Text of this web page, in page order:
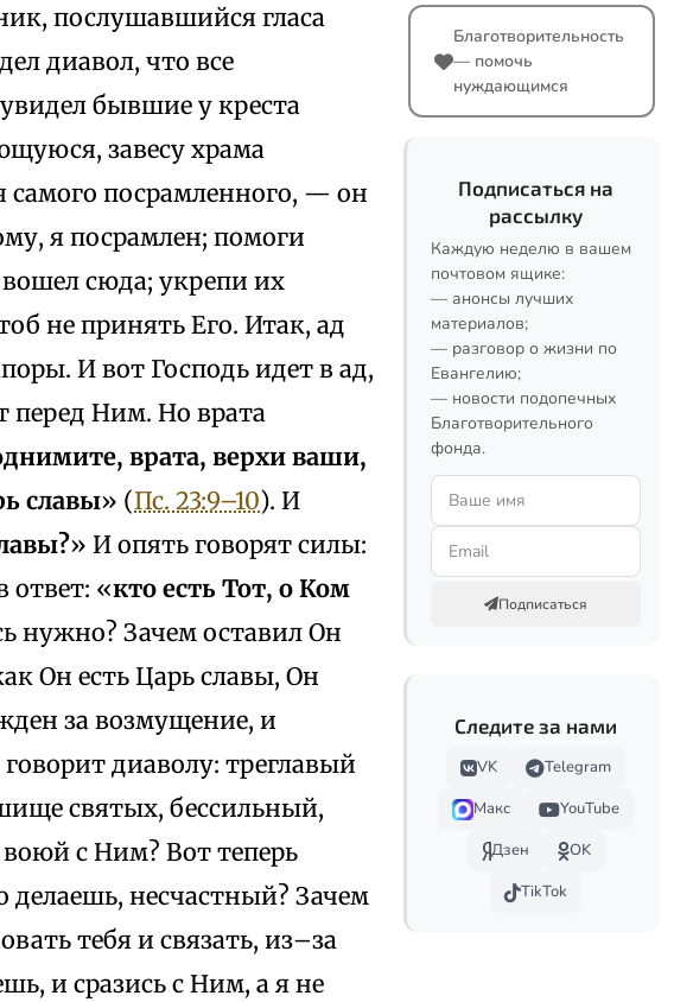
послушавшийся гласа
диавол, что все
бывшие у креста
завесу храма
самого посрамленного, — он
я посрамлен; помоги
сюда; укрепи их
не принять Его. Итак, ад
И вот Господь идет в ад,
перед Ним. Но врата
врата, верхи ваши,
славы» (Пс. 23:9–10). И
» И опять говорят силы:
ответ: «кто есть Тот, о Ком
нужно? Зачем оставил Он
Он есть Царь славы, Он
за возмущение, и
диаволу: треглавый
святых, бессильный,
с Ним? Вот теперь
делаешь, несчастный? Зачем
тебя и связать, из–за
и сразись с Ним, а я не
Благотворительность
— помочь
нуждающимся
Подписаться на
рассылку
Каждую неделю в вашем
почтовом ящике:
— анонсы лучших
материалов;
— разговор о жизни по
Евангелию;
— новости подопечных
Благотворительного
фонда.
Подписаться
Следите за нами
VK
Telegram
Макс
YouTube
Дзен
OK
TikTok